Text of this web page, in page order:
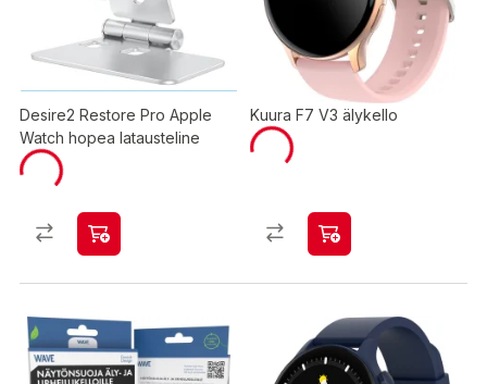
Desire2 Restore Pro Apple
Watch hopea latausteline
Kuura F7 V3 älykello